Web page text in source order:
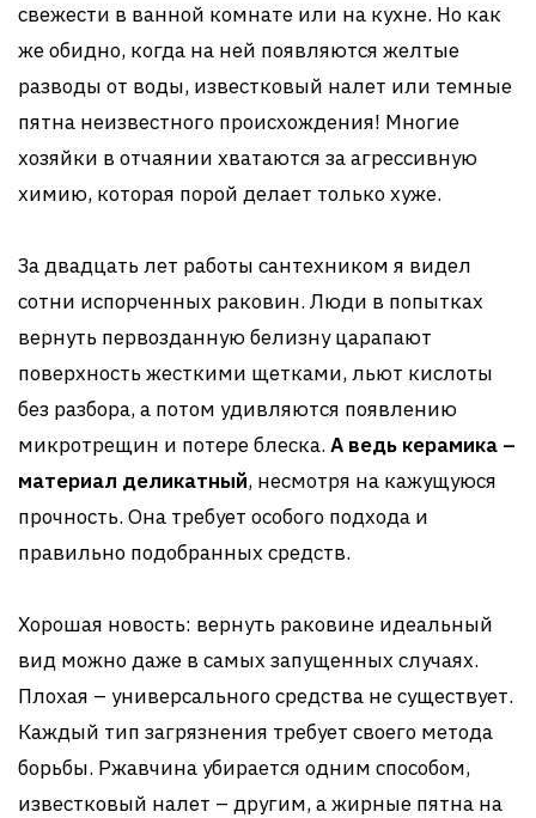
свежести в ванной комнате или на кухне. Но как
же обидно, когда на ней появляются желтые
разводы от воды, известковый налет или темные
пятна неизвестного происхождения! Многие
хозяйки в отчаянии хватаются за агрессивную
химию, которая порой делает только хуже.
За двадцать лет работы сантехником я видел
сотни испорченных раковин. Люди в попытках
вернуть первозданную белизну царапают
поверхность жесткими щетками, льют кислоты
без разбора, а потом удивляются появлению
микротрещин и потере блеска. А ведь керамика –
материал деликатный, несмотря на кажущуюся
прочность. Она требует особого подхода и
правильно подобранных средств.
Хорошая новость: вернуть раковине идеальный
вид можно даже в самых запущенных случаях.
Плохая – универсального средства не существует.
Каждый тип загрязнения требует своего метода
борьбы. Ржавчина убирается одним способом,
известковый налет – другим, а жирные пятна на